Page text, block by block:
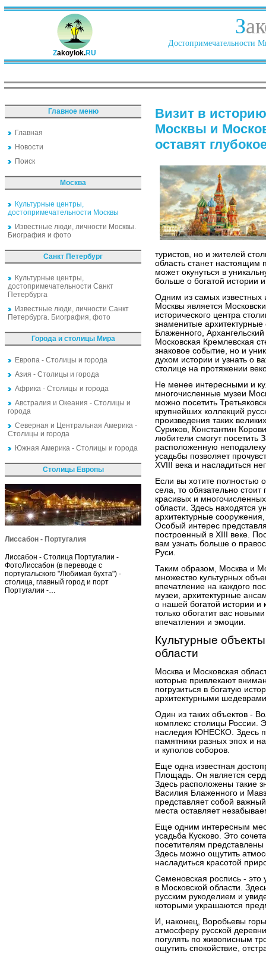
Zakoylok.RU
З
Достопримечательности
Главное меню
Главная
Новости
Поиск
Москва
Культурные центры,
достопримечательности Москвы
Известные люди, личности Москвы.
Биография и фото
Санкт Петербург
Культурные центры,
достопримечательности Санкт
Петербурга
Известные люди, личности Санкт
Петербурга. Биография, фото
Города и столицы Мира
Европа - Столицы и города
Азия - Столицы и города
Африка - Столицы и города
Австралия и Океания - Столицы и
города
Северная и Центральная Америка -
Столицы и города
Южная Америка - Столицы и города
Столицы Европы
Лиссабон - Португалия
Лиссабон - Столица Португалии -
ФотоЛиссабон (в переводе с
португальского "Любимая бухта") -
столица, главный город и порт
Португалии -…
Визит в
Москвы и
оставят
туристов, но и жителей
область станет настоящим
может окунуться в
больше о богатой истории
Одним из самых известных
Москвы является
исторического центра
знаменитые
Блаженного,
Московская Кремлевская
знаковое событие, но и
духом истории и узнать о
столице на протяжении
Не менее интересными и
многочисленные музеи
можно посетить
крупнейших коллекций
произведения таких
Суриков, Константин
любители смогут посетить
расположенную
усадьбы позволяет
XVIII века и насладиться
Если вы хотите полностью
села, то обязательно
красивых и
области. Здесь находятся
архитектурные
Особый интерес
построенный в XIII веке.
вам узнать больше о
Руси.
Таким образом, Москва и
множество культурных
впечатление на каждого
музеи, архитектурные
о нашей богатой истории и
только обогатит вас
впечатления и эмоции.
Культурные
области
Москва и Московская
которые привлекают
погрузиться в богатую
архитектурными
Один из таких объектов -
комплекс столицы России.
наследия ЮНЕСКО. Здесь
памятники разных эпох и
и куполов соборов.
Еще одна известная
Площадь. Он является
Здесь расположены такие
Василия Блаженного и
представляет собой
места оставляет
Еще одним интересным
усадьба Кусково. Это
посетителям
Здесь можно ощутить
насладиться красотой
Семеновская роспись -
в Московской области.
русским рукоделием и
которыми украшаются
И, наконец, Воробьевы
атмосферу русской
погулять по живописным
ощутить спокойствие,